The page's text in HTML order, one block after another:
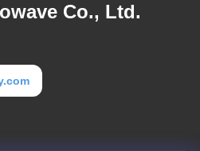
Co., Ltd.